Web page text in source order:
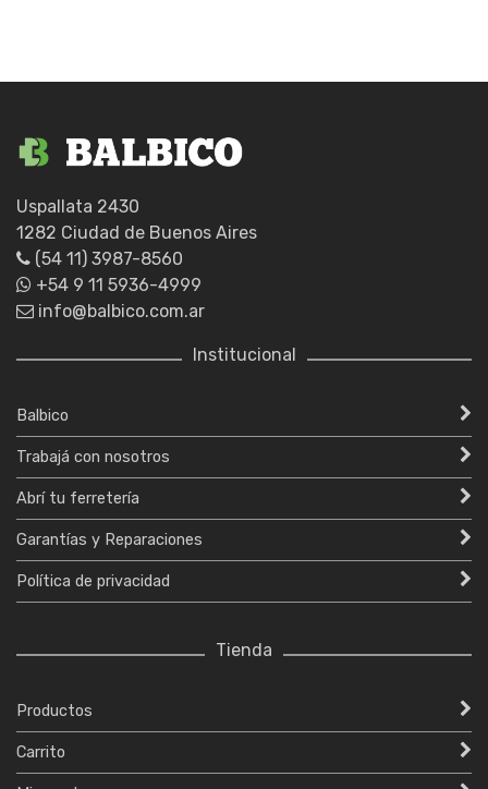
Uspallata 2430
1282 Ciudad de Buenos Aires
(54 11) 3987-8560
+54 9 11 5936-4999
info@balbico.com.ar
Institucional
Balbico
Trabajá con nosotros
Abrí tu ferretería
Garantías y Reparaciones
Política de privacidad
Tienda
Productos
Carrito